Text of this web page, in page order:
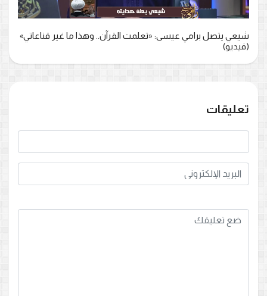
شيعي يتصل برامي عيسى: «تعلمت القرآن.. وهذا ما غير قناعاتي»
(فيديو)
تعليقات